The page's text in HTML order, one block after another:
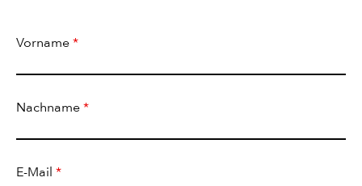
Vorname*
Nachname*
E-Mail *